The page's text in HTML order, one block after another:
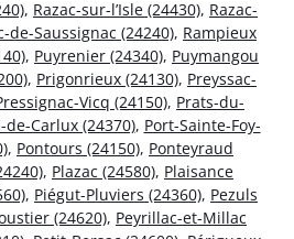
, Razac-sur-l’Isle (24430), Razac-
de-Saussignac (24240), Rampieux
, Puyrenier (24340), Puymangou
, Prigonrieux (24130), Preyssac-
Vicq (24150), Prats-du-
de-Carlux (24370), Port-Sainte-Foy-
, Pontours (24150), Ponteyraud
, Plazac (24580), Plaisance
, Piégut-Pluviers (24360), Pezuls
(24620), Peyrillac-et-Millac